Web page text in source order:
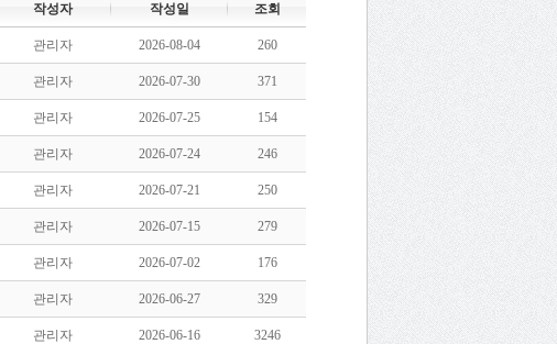
작성자 작성일 조회
관리자 2026-08-04 260
관리자 2026-07-30 371
관리자 2026-07-25 154
관리자 2026-07-24 246
관리자 2026-07-21 250
관리자 2026-07-15 279
관리자 2026-07-02 176
관리자 2026-06-27 329
관리자 2026-06-16 3246